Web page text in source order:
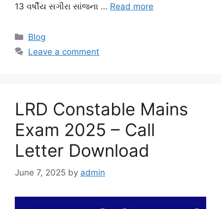
13 વર્ષીય સગીરા સાંજના … Read more
Categories
Blog
Leave a comment
LRD Constable Mains
Exam 2025 – Call
Letter Download
June 7, 2025 by admin